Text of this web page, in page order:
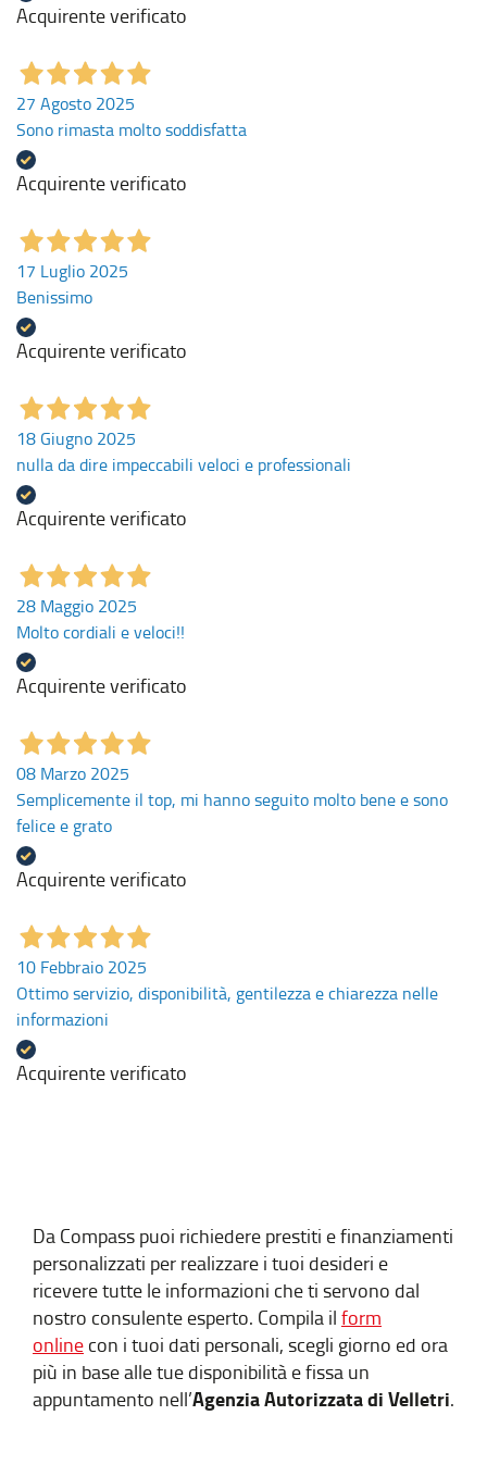
Acquirente verificato
27 Agosto 2025
Sono rimasta molto soddisfatta
Acquirente verificato
17 Luglio 2025
Benissimo
Acquirente verificato
18 Giugno 2025
nulla da dire impeccabili veloci e professionali
Acquirente verificato
28 Maggio 2025
Molto cordiali e veloci!!
Acquirente verificato
08 Marzo 2025
Semplicemente il top, mi hanno seguito molto bene e sono
felice e grato
Acquirente verificato
10 Febbraio 2025
Ottimo servizio, disponibilità, gentilezza e chiarezza nelle
informazioni
Acquirente verificato
Da Compass puoi richiedere prestiti e finanziamenti
personalizzati per realizzare i tuoi desideri e
ricevere tutte le informazioni che ti servono dal
nostro consulente esperto. Compila il form
online con i tuoi dati personali, scegli giorno ed ora
più in base alle tue disponibilità e fissa un
appuntamento nell’Agenzia Autorizzata di Velletri.